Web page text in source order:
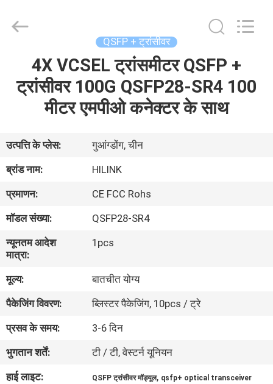
हमारे
बारे
में
कारखाने
का
गुणवत्ता
नियंत्रण
हमसे
Technology
Co.,Ltd..
QSFP + ट्रांसीवर
4X VCSEL ट्रांसमीटर QSFP +
ट्रांसीवर 100G QSFP28-SR4 100
मीटर एमपीओ कनेक्टर के साथ
उत्पत्ति के प्लेस:
गुआंग्डोंग, चीन
ब्रांड नाम:
HILINK
प्रमाणन:
CE FCC Rohs
मॉडल संख्या:
QSFP28-SR4
न्यूनतम आदेश
मात्रा:
1pcs
मूल्य:
बातचीत योग्य
पैकेजिंग विवरण:
ब्लिस्टर पैकेजिंग, 10pcs / ट्रे
प्रसव के समय:
3-6 दिन
भुगतान शर्तें:
टी / टी, वेस्टर्न यूनियन
हाई लाइट:
QSFP ट्रांसीवर मॉड्यूल, qsfp+ optical transceiver